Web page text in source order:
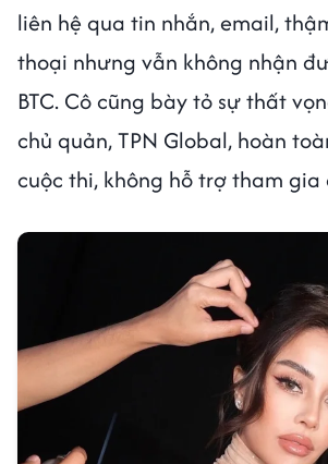
liên hệ qua tin nhắn, email,
thoại nhưng vẫn không nhận
BTC. Cô cũng bày tỏ sự thất
chủ quản, TPN Global, hoàn
cuộc thi, không hỗ trợ tham gia